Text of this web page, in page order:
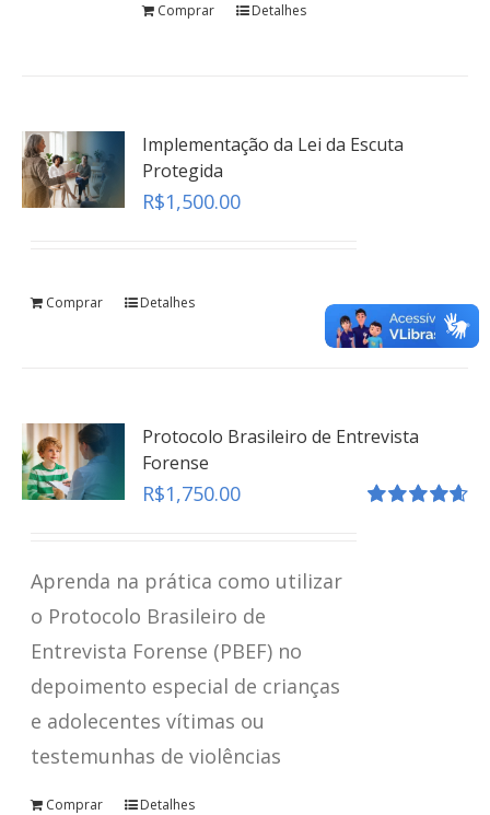
Comprar Detalhes
Implementação da Lei da Escuta
Protegida
R$1,500.00
Comprar Detalhes
Protocolo Brasileiro de Entrevista
Forense
R$1,750.00
Aprenda na prática como utilizar
o Protocolo Brasileiro de
Entrevista Forense (PBEF) no
depoimento especial de crianças
e adolecentes vítimas ou
testemunhas de violências
Comprar Detalhes